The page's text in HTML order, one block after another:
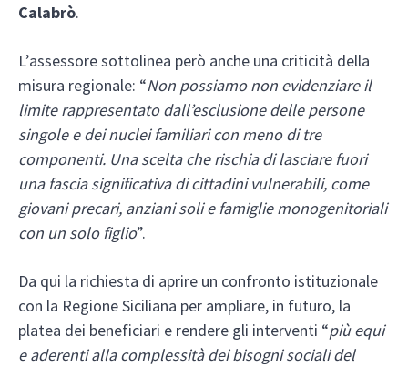
Calabrò.
L’assessore sottolinea però anche una criticità della
misura regionale: “Non possiamo non evidenziare il
limite rappresentato dall’esclusione delle persone
singole e dei nuclei familiari con meno di tre
componenti. Una scelta che rischia di lasciare fuori
una fascia significativa di cittadini vulnerabili, come
giovani precari, anziani soli e famiglie monogenitoriali
con un solo figlio”.
Da qui la richiesta di aprire un confronto istituzionale
con la Regione Siciliana per ampliare, in futuro, la
platea dei beneficiari e rendere gli interventi “più equi
e aderenti alla complessità dei bisogni sociali del